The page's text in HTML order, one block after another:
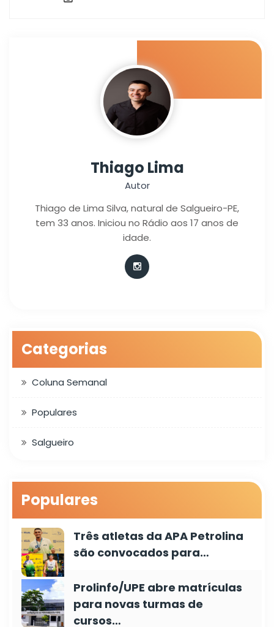
Thiago Lima
Autor
Thiago de Lima Silva, natural de Salgueiro-PE,
tem 33 anos. Iniciou no Rádio aos 17 anos de
idade.
Categorias
Coluna Semanal
Populares
Salgueiro
Populares
Três atletas da APA Petrolina
são convocados para…
Prolinfo/UPE abre matrículas
para novas turmas de
cursos…